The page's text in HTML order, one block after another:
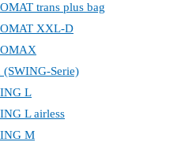
trans plus bag
XXL-D
(SWING-Serie)
L
L airless
M